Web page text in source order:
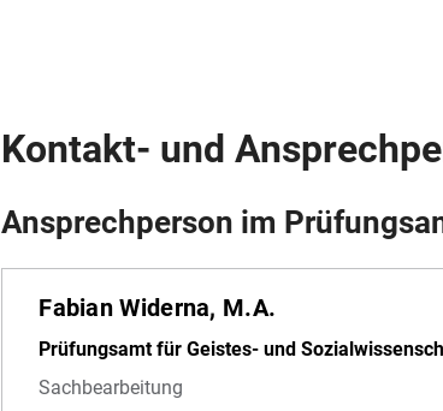
Kontakt- und
Ansprechperson im
Fabian Widerna, M.A.
Prüfungsamt für Geistes- und
Sachbearbeitung